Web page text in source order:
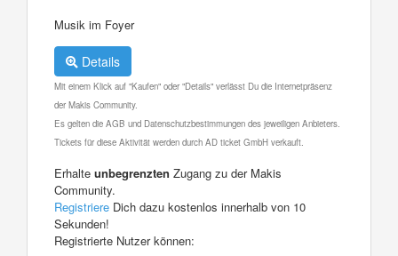
Musik im Foyer
Details
Mit einem Klick auf "Kaufen" oder "Details" verlässt Du die Internetpräsenz
der Makis Community.
Es gelten die AGB und Datenschutzbestimmungen des jeweiligen Anbieters.
Tickets für diese Aktivität werden durch AD ticket GmbH verkauft.
Erhalte unbegrenzten Zugang zu der Makis
Community.
Registriere Dich dazu kostenlos innerhalb von 10
Sekunden!
Registrierte Nutzer können: